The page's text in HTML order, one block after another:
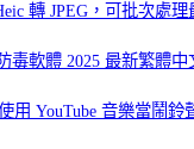
轉 JPEG，可批次處理
毒軟體 2025 最新繁體中
用 YouTube 音樂當鬧